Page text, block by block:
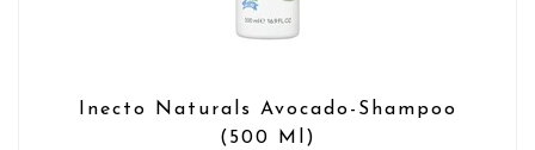
Inecto Naturals Avocado-Shampoo
(500 Ml)